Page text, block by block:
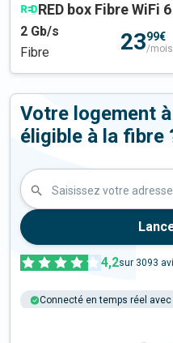
RED box Fibre WiFi 6
2 Gb/s
Fibre
2399€
/mois
Votre logement
éligible à la fibre
Saisissez votre adresse
4,2sur 3093
Connecté en temps réel